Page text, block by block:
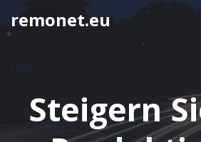
Springe
remonet.eu
Steigern